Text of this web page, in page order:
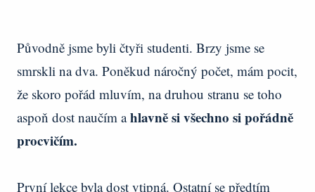
Původně jsme byli čtyři studenti. Brzy jsme se
smrskli na dva. Poněkud náročný počet, mám pocit,
že skoro pořád mluvím, na druhou stranu se toho
aspoň dost naučím ahlavně si všechno si pořádně
procvičím.
První lekce byla dost vtipná. Ostatní se předtím